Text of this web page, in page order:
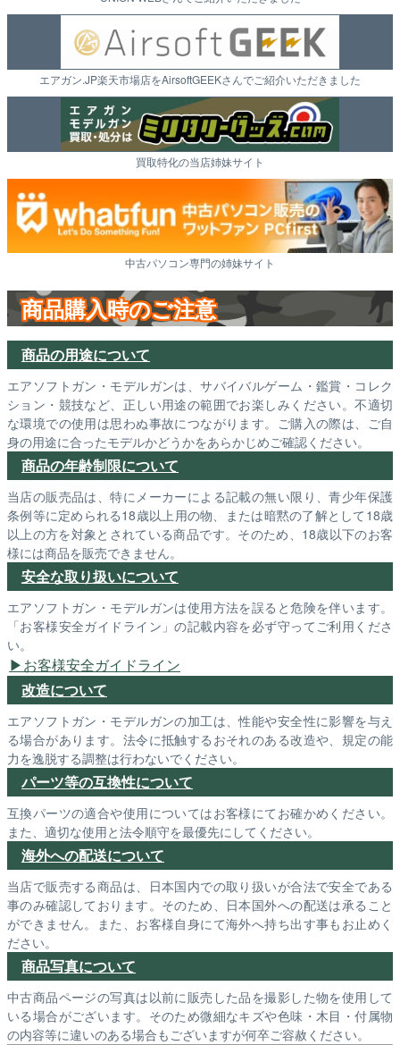
エアガン.JP楽天市場店をAirsoftGEEKさんでご紹介いただきました
買取特化の当店姉妹サイト
中古パソコン専門の姉妹サイト
商品購入時のご注意
商品の用途について
エアソフトガン・モデルガンは、サバイバルゲーム・鑑賞・コレク
ション・競技など、正しい用途の範囲でお楽しみください。不適切
な環境での使用は思わぬ事故につながります。ご購入の際は、ご自
身の用途に合ったモデルかどうかをあらかじめご確認ください。
商品の年齢制限について
当店の販売品は、特にメーカーによる記載の無い限り、青少年保護
条例等に定められる18歳以上用の物、または暗黙の了解として18歳
以上の方を対象とされている商品です。そのため、18歳以下のお客
様には商品を販売できません。
安全な取り扱いについて
エアソフトガン・モデルガンは使用方法を誤ると危険を伴います。
「お客様安全ガイドライン」の記載内容を必ず守ってご利用くださ
い。
お客様安全ガイドライン
改造について
エアソフトガン・モデルガンの加工は、性能や安全性に影響を与え
る場合があります。法令に抵触するおそれのある改造や、規定の能
力を逸脱する調整は行わないでください。
パーツ等の互換性について
互換パーツの適合や使用についてはお客様にてお確かめください。
また、適切な使用と法令順守を最優先にしてください。
海外への配送について
当店で販売する商品は、日本国内での取り扱いが合法で安全である
事のみ確認しております。そのため、日本国外への配送は承ること
ができません。また、お客様自身にて海外へ持ち出す事もお止めく
ださい。
商品写真について
中古商品ページの写真は以前に販売した品を撮影した物を使用して
いる場合がございます。そのため微細なキズや色味・木目・付属物
の内容等に違いのある場合もございますが何卒ご容赦ください。